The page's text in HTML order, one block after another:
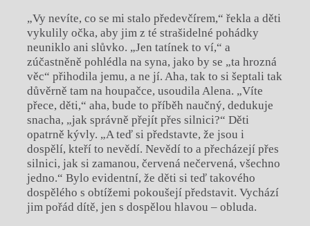
„Vy nevíte, co se mi stalo předevčírem,“ řekla a děti
vykulily očka, aby jim z té strašidelné pohádky
neuniklo ani slůvko. „Jen tatínek to ví,“ a
zúčastněně pohlédla na syna, jako by se „ta hrozná
věc“ přihodila jemu, a ne jí. Aha, tak to si šeptali tak
důvěrně tam na houpačce, usoudila Alena. „Víte
přece, děti,“ aha, bude to příběh naučný, dedukuje
snacha, „jak správně přejít přes silnici?“ Děti
opatrně kývly. „A teď si představte, že jsou i
dospělí, kteří to nevědí. Nevědí to a přecházejí přes
silnici, jak si zamanou, červená nečervená, všechno
jedno.“ Bylo evidentní, že děti si teď takového
dospělého s obtížemi pokoušejí představit. Vychází
jim pořád dítě, jen s dospělou hlavou – obluda.